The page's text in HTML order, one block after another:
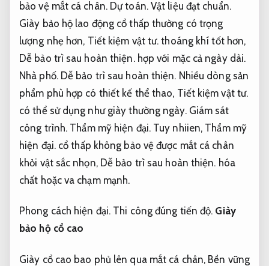
bảo vệ mắt cá chân. Dự toán. Vật liệu đạt chuẩn.
Giày bảo hộ lao động cổ thấp thường có trọng
lượng nhẹ hơn, Tiết kiệm vật tư. thoáng khí tốt hơn,
Dễ bảo trì sau hoàn thiện.hợp với mặc cả ngày dài.
Nhà phố. Dễ bảo trì sau hoàn thiện. Nhiều dòng sản
phẩm phù hợp có thiết kế thể thao, Tiết kiệm vật tư.
có thể sử dụng như giày thường ngày. Giám sát
công trình. Thẩm mỹ hiện đại.Tuy nhiien, Thẩm mỹ
hiện đại.cổ thấp không bảo vệ được mắt cá chân
khỏi vật sắc nhọn, Dễ bảo trì sau hoàn thiện. hóa
chất hoặc va chạm mạnh.
Phong cách hiện đại. Thi công đúng tiến độ. Giày
bảo hộ cổ cao
Giày cổ cao bao phủ lên qua mắt cá chân, Bền vững